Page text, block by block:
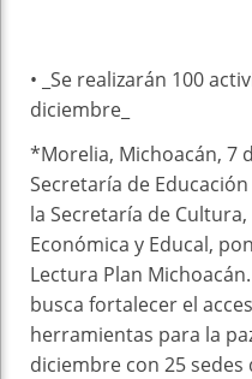
• _Se realizarán 100
diciembre_
*Morelia, Michoacán, 7
Secretaría de
la Secretaría de
Económica y Educal,
Lectura Plan
busca fortalecer el
herramientas para la
diciembre con 25